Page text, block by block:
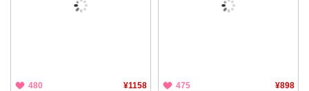
480 ¥1158 475 ¥898